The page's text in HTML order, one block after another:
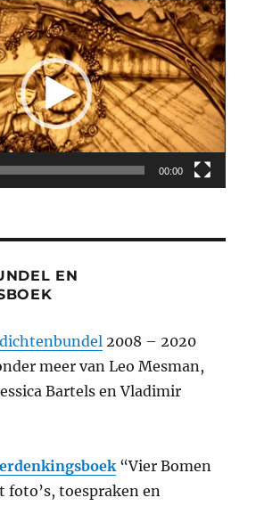
00:00
EN
2008 – 2020
meer van Leo Mesman,
Bartels en Vladimir
“Vier Bomen
foto’s, toespraken en